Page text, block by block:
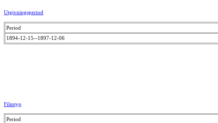
Utgivningsperiod
Period
1894-12-15--1897-12-06
Filmtyp
Period